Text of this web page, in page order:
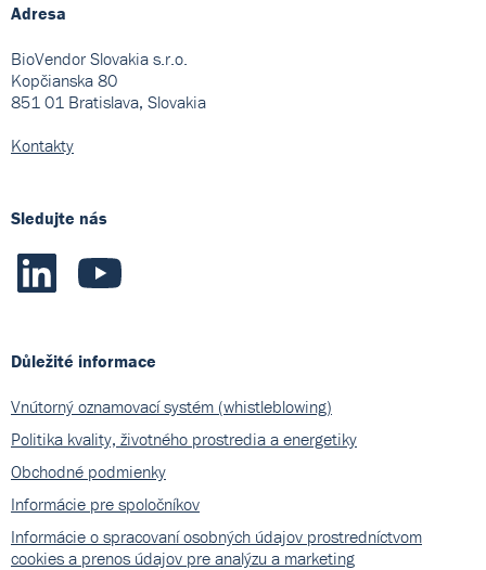
Adresa
BioVendor Slovakia s.r.o.
Kopčianska 80
851 01 Bratislava, Slovakia
Kontakty
Sledujte nás
Důležité informace
Vnútorný oznamovací systém (whistleblowing)
Politika kvality, životného prostredia a energetiky
Obchodné podmienky
Informácie pre spoločníkov
Informácie o spracovaní osobných údajov prostredníctvom
cookies a prenos údajov pre analýzu a marketing